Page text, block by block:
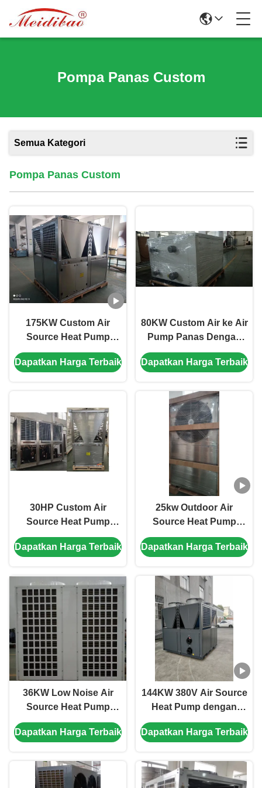
Pompa Panas Custom
Semua Kategori
Pompa Panas Custom
175KW Custom Air
Source Heat Pump
dengan Tabung Shell
Horizontal dan Scroll
efisien
Dapatkan Harga Terbaik
80KW Custom Air ke Air
Pump Panas Dengan
Plate Panas Exchanger
Dapatkan Harga Terbaik
30HP Custom Air
Source Heat Pump
dengan R410A
Refrigerant dan Scroll
kolam renang
Dapatkan Harga Terbaik
25kw Outdoor Air
Source Heat Pump
System 304 Lembar
Bahan Logam
Dapatkan Harga Terbaik
36KW Low Noise Air
Source Heat Pump
dengan Scroll
Compressor untuk
Dapatkan Harga Terbaik
144KW 380V Air Source
Heat Pump dengan
Scroll Compressor
untuk pasokan air
Dapatkan Harga Terbaik